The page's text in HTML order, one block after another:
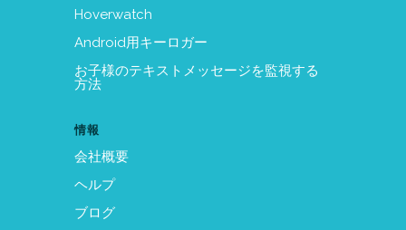
Hoverwatch
Android用キーロガー
お子様のテキストメッセージを監視する
方法
情報
会社概要
ヘルプ
ブログ